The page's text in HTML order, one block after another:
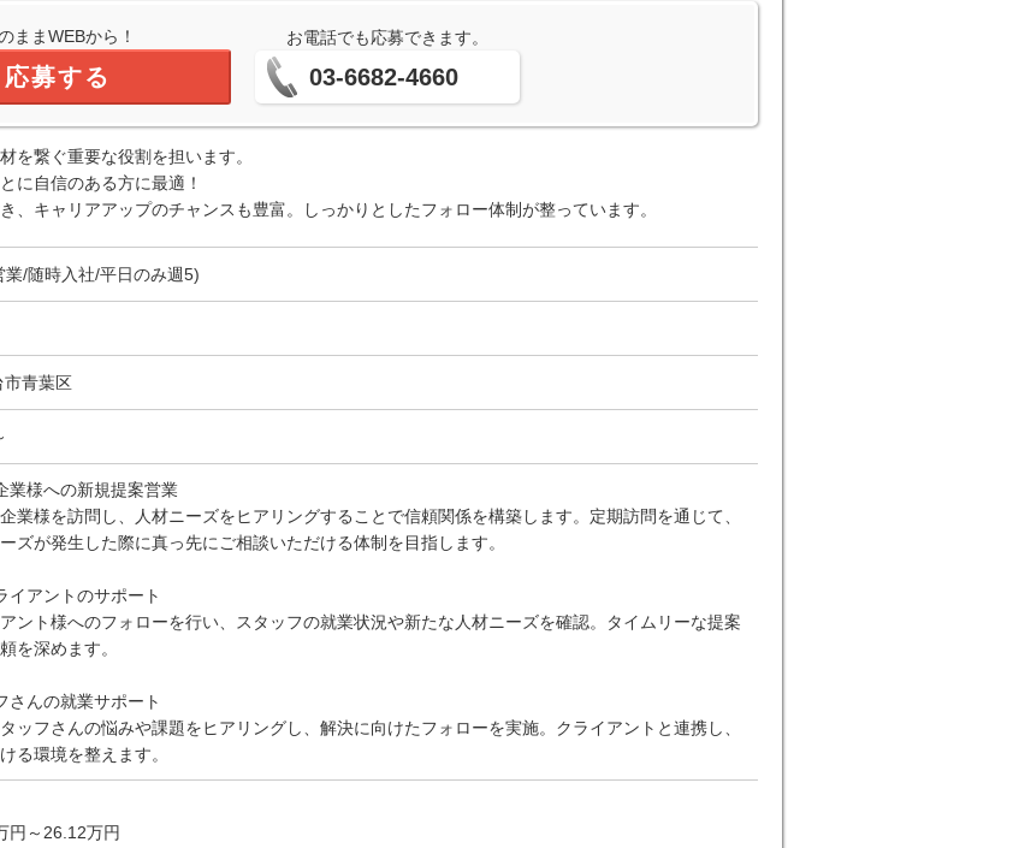
ままWEBから！
応募する
お電話でも応募できます。
03-6682-4660
を繋ぐ重要な役割を担います。
に自信のある方に最適！
、キャリアアップのチャンスも豊富。しっかりとしたフォロー体制が整っています。
業/随時入社/平日のみ週5)
市青葉区
業様への新規提案営業
業様を訪問し、人材ニーズをヒアリングすることで信頼関係を構築します。定期訪問を通じて、
ズが発生した際に真っ先にご相談いただける体制を目指します。
イアントのサポート
ント様へのフォローを行い、スタッフの就業状況や新たな人材ニーズを確認。タイムリーな提案
を深めます。
さんの就業サポート
ッフさんの悩みや課題をヒアリングし、解決に向けたフォローを実施。クライアントと連携し、
る環境を整えます。
円～26.12万円